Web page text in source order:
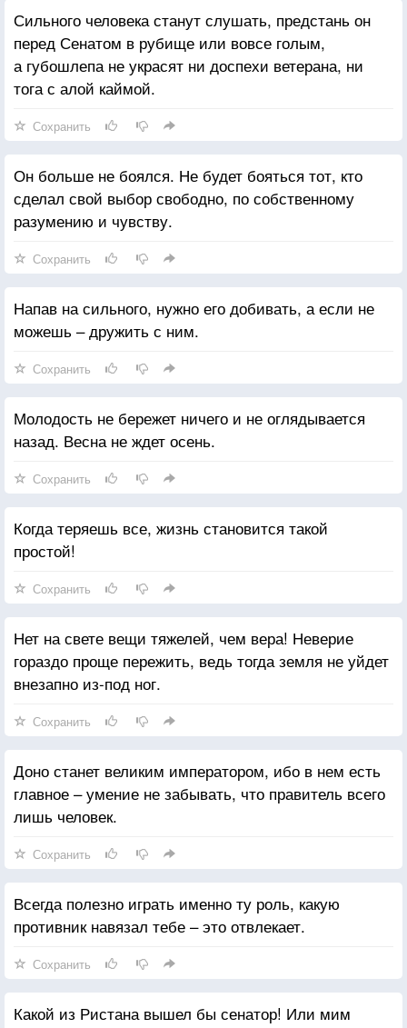
Сильного человека станут слушать, предстань он
перед Сенатом в рубище или вовсе голым,
а губошлепа не украсят ни доспехи ветерана, ни
тога с алой каймой.
Сохранить
Он больше не боялся. Не будет бояться тот, кто
сделал свой выбор свободно, по собственному
разумению и чувству.
Сохранить
Напав на сильного, нужно его добивать, а если не
можешь – дружить с ним.
Сохранить
Молодость не бережет ничего и не оглядывается
назад. Весна не ждет осень.
Сохранить
Когда теряешь все, жизнь становится такой
простой!
Сохранить
Нет на свете вещи тяжелей, чем вера! Неверие
гораздо проще пережить, ведь тогда земля не уйдет
внезапно из-под ног.
Сохранить
Доно станет великим императором, ибо в нем есть
главное – умение не забывать, что правитель всего
лишь человек.
Сохранить
Всегда полезно играть именно ту роль, какую
противник навязал тебе – это отвлекает.
Сохранить
Какой из Ристана вышел бы сенатор! Или мим